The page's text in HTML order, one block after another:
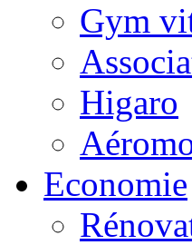
Gym
Higaro
Economie